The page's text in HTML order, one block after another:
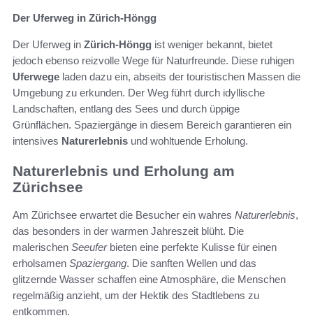
Der Uferweg in Zürich-Höngg
Der Uferweg in Zürich-Höngg ist weniger bekannt, bietet
jedoch ebenso reizvolle Wege für Naturfreunde. Diese ruhigen
Uferwege laden dazu ein, abseits der touristischen Massen die
Umgebung zu erkunden. Der Weg führt durch idyllische
Landschaften, entlang des Sees und durch üppige
Grünflächen. Spaziergänge in diesem Bereich garantieren ein
intensives Naturerlebnis und wohltuende Erholung.
Naturerlebnis und Erholung am
Zürichsee
Am Zürichsee erwartet die Besucher ein wahres Naturerlebnis,
das besonders in der warmen Jahreszeit blüht. Die
malerischen Seeuferbieten eine perfekte Kulisse für einen
erholsamen Spaziergang. Die sanften Wellen und das
glitzernde Wasser schaffen eine Atmosphäre, die Menschen
regelmäßig anzieht, um der Hektik des Stadtlebens zu
entkommen.